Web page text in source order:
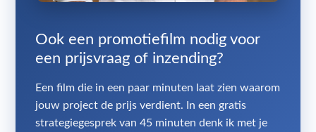
Ook een promotiefilm nodig voor
een prijsvraag of inzending?
Een film die in een paar minuten laat zien waarom
jouw project de prijs verdient. In een gratis
strategiegesprek van 45 minuten denk ik met je